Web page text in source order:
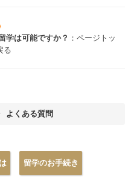
学は可能ですか？ ：ページトッ
る
よくある質問
留学のお手続き